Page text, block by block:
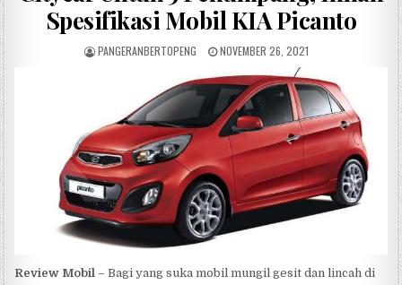
Spesifikasi Mobil KIA Picanto
PANGERANBERTOPENG NOVEMBER 26, 2021
Review Mobil – Bagi yang suka mobil mungil gesit dan lincah di